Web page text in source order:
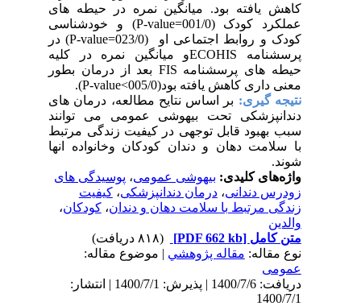
کاهش یافته بود. میانگین نمره در حیطه های
عملکرد کودک (001/0=
P-value) و خودشناسی
کودک و روابط اجتماعی او (023/0=
P-value) در
پرسشنامه ECOHISو میانگین نمره در کلیه
حیطه های پرسشنامهFISبعد از درمان بطور
معنی داری کاهش یافته بود(005/0>
P-value
).
نتیجه گیری:بر اساس نتایح مطالعه، درمان های
دندانپزشکی تحت بیهوشی عمومی می توانند
سبب بهبود قابل توجهی در کیفیت زندگی مرتبط
با سلامت دهان و دندان کودکان وخانواده انها
شوند.
واژه‌های کلیدی:بیهوشی عمومی،پوسیدگی های
زودرس دندانی،درمان دندانپزشکی،کیفیت
زندگی مرتبط با سلامت دهان و دندان ،کودکان،
والدین
متن کامل[PDF 662 kb]
نوع مقاله:مقاله پژوهشي| موضوع مقاله:
عمومى
دریافت: 1400/7/6 | پذیرش: 1400/7/1 | انتشار:
1400/7/1